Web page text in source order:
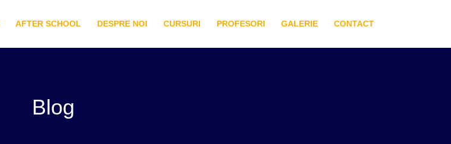
AFTER SCHOOL DESPRE NOI CURSURI PROFESORI GALERIE CONTACT
Blog